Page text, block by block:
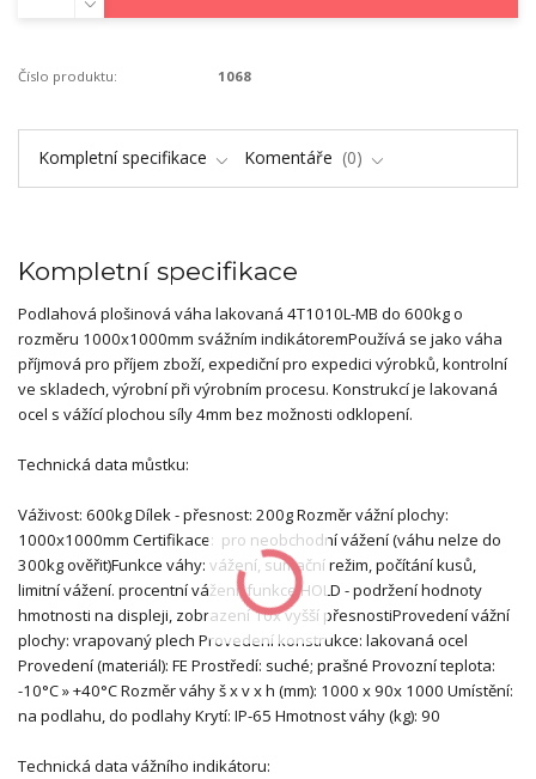
Číslo produktu: 1068
Kompletní specifikace Komentáře 0
Kompletní specifikace
Podlahová plošinová váha lakovaná 4T1010L-MB do 600kg o
rozměru 1000x1000mm svážním indikátoremPoužívá se jako váha
příjmová pro příjem zboží, expediční pro expedici výrobků, kontrolní
ve skladech, výrobní při výrobním procesu. Konstrukcí je lakovaná
ocel s vážící plochou síly 4mm bez možnosti odklopení.
Technická data můstku:
Váživost: 600kg Dílek - přesnost: 200g Rozměr vážní plochy:
1000x1000mm Certifikace: pro neobchodní vážení (váhu nelze do
300kg ověřit)Funkce váhy: vážení, sumační režim, počítání kusů,
limitní vážení. procentní vážení, funkce HOLD - podržení hodnoty
hmotnosti na displeji, zobrazení 10x vyšší přesnostiProvedení vážní
plochy: vrapovaný plech Provedení konstrukce: lakovaná ocel
Provedení (materiál): FE Prostředí: suché; prašné Provozní teplota:
-10°C » +40°C Rozměr váhy š x v x h (mm): 1000 x 90x 1000 Umístění:
na podlahu, do podlahy Krytí: IP-65 Hmotnost váhy (kg): 90
Technická data vážního indikátoru: